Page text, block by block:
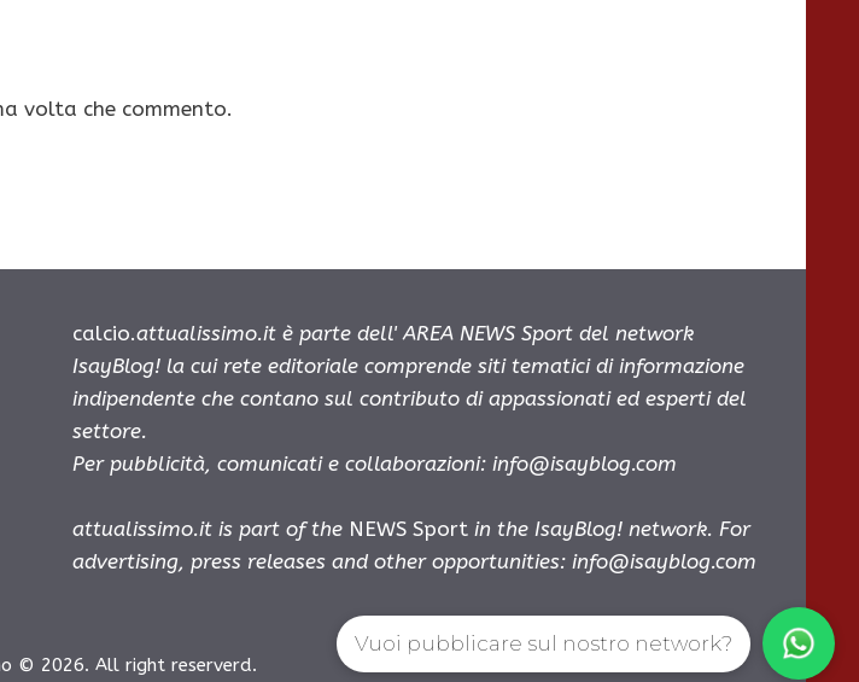
volta che commento.
calcio.attualissimo.it è parte dell' AREA NEWS Sport del network
IsayBlog! la cui rete editoriale comprende siti tematici di informazione
indipendente che contano sul contributo di appassionati ed esperti del
settore.
Per pubblicità, comunicati e collaborazioni: info@isayblog.com
attualissimo.it is part of the NEWS Sport in the IsayBlog! network. For
advertising, press releases and other opportunities: info@isayblog.com
© 2026. All right reserverd.
Vuoi pubblicare sul nostro network?